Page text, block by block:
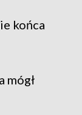
końca
mógł